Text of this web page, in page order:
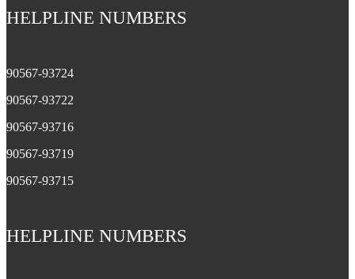
HELPLINE NUMBERS
90567-93724
90567-93722
90567-93716
90567-93719
90567-93715
HELPLINE NUMBERS